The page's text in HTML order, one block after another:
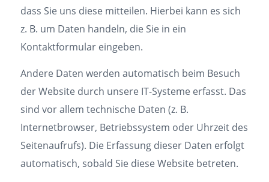
dass Sie uns diese mitteilen. Hierbei kann es sich
z. B. um Daten handeln, die Sie in ein
Kontaktformular eingeben.
Andere Daten werden automatisch beim Besuch
der Website durch unsere IT-Systeme erfasst. Das
sind vor allem technische Daten (z. B.
Internetbrowser, Betriebssystem oder Uhrzeit des
Seitenaufrufs). Die Erfassung dieser Daten erfolgt
automatisch, sobald Sie diese Website betreten.